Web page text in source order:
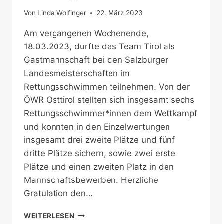
Von Linda Wolfinger 22. März 2023
Am vergangenen Wochenende,
18.03.2023, durfte das Team Tirol als
Gastmannschaft bei den Salzburger
Landesmeisterschaften im
Rettungsschwimmen teilnehmen. Von der
ÖWR Osttirol stellten sich insgesamt sechs
Rettungsschwimmer*innen dem Wettkampf
und konnten in den Einzelwertungen
insgesamt drei zweite Plätze und fünf
dritte Plätze sichern, sowie zwei erste
Plätze und einen zweiten Platz in den
Mannschaftsbewerben. Herzliche
Gratulation den…
WEITERLESEN TEAM